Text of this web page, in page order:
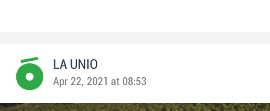
LA UNIO
Apr 22, 2021 at 08:53